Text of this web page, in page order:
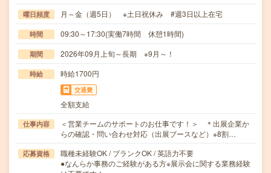
曜日頻度 月～金（週5日） ※土日祝休み #週3日以上在宅
時間 09:30～17:30(実働7時間 休憩1時間)
期間 2026年09月上旬～長期 ※9月～！
時給 時給1700円
交通費
全額支給
仕事内容
＜営業チームのサポートのお仕事です！＞ ＊出展企業か
らの確認・問い合わせ対応（出展ブースなど）※8割…
応募資格
職種未経験OK / ブランクOK / 英語力不要
●なんらか事務のご経験がある方※展示会に関する業務経験